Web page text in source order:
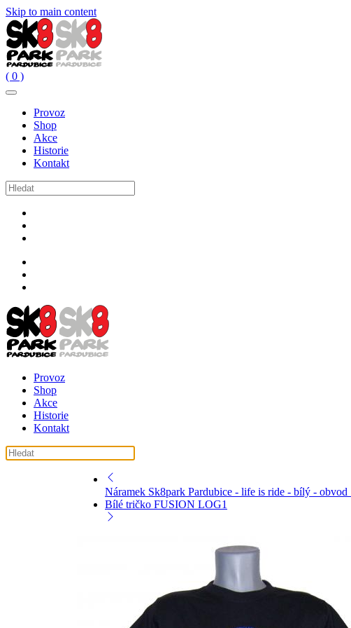
Skip to main content
( 0 )
Provoz
Shop
Akce
Historie
Kontakt
Provoz
Shop
Akce
Historie
Kontakt
Náramek Sk8park Pardubice - life is ride - bílý - obvod
Bílé tričko FUSION LOG1